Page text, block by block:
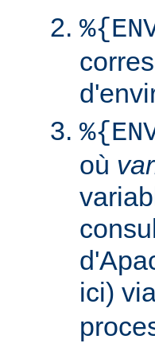
où
ici)